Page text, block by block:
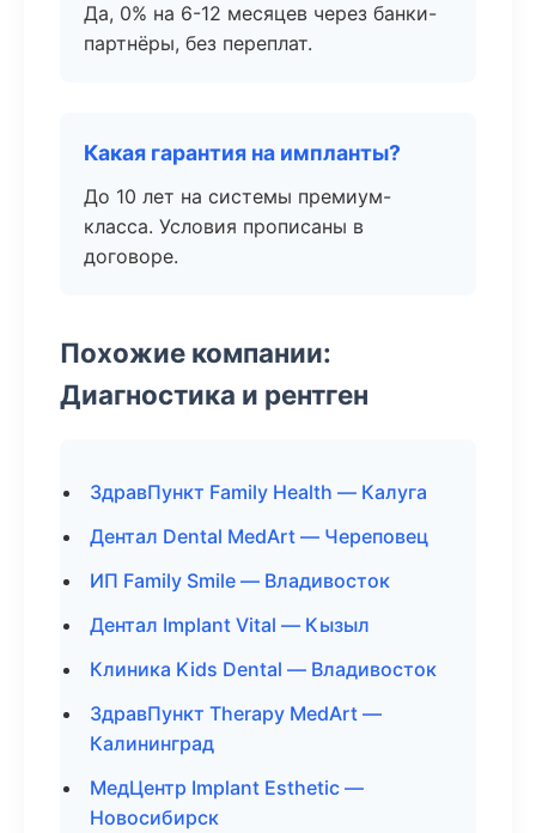
Да, 0% на 6-12 месяцев через банки-
партнёры, без переплат.
Какая гарантия на импланты?
До 10 лет на системы премиум-
класса. Условия прописаны в
договоре.
Похожие компании:
Диагностика и рентген
ЗдравПункт Family Health — Калуга
Дентал Dental MedArt — Череповец
ИП Family Smile — Владивосток
Дентал Implant Vital — Кызыл
Клиника Kids Dental — Владивосток
ЗдравПункт Therapy MedArt —
Калининград
МедЦентр Implant Esthetic —
Новосибирск